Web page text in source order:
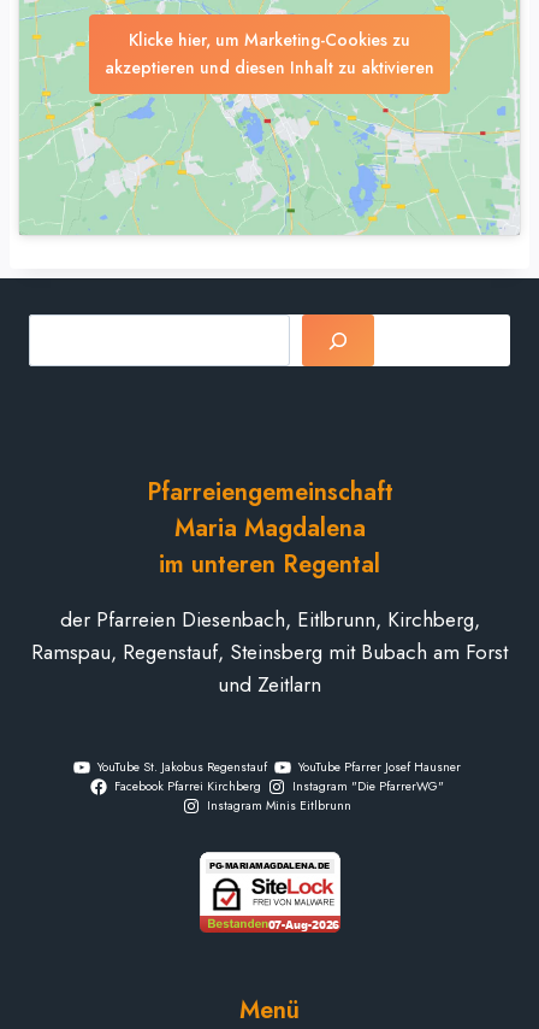
Klicke hier, um Marketing-Cookies zu
akzeptieren und diesen Inhalt zu aktivieren
Suchen
Pfarreiengemeinschaft
Maria Magdalena
im unteren Regental
der Pfarreien Diesenbach, Eitlbrunn, Kirchberg,
Ramspau, Regenstauf, Steinsberg mit Bubach am Forst
und Zeitlarn
YouTube St. Jakobus Regenstauf
YouTube Pfarrer Josef Hausner
Facebook Pfarrei Kirchberg
Instagram "Die PfarrerWG"
Instagram Minis Eitlbrunn
Menü